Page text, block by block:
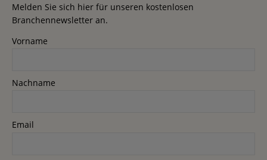
Melden Sie sich hier für unseren kostenlosen
Branchennewsletter an.
Vorname
Nachname
Email